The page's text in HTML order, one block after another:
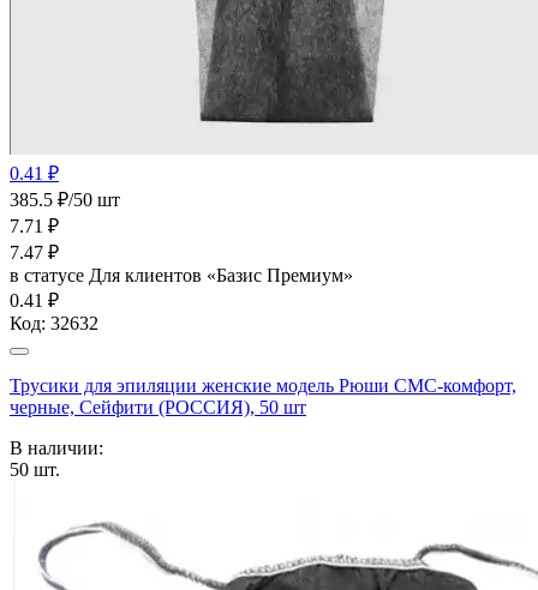
0.41 ₽
385.5 ₽/50 шт
7.71 ₽
7.47 ₽
в статусе Для клиентов «Базис Премиум»
0.41 ₽
Код: 32632
Трусики для эпиляции женские модель Рюши СМС-комфорт,
черные, Сейфити (РОССИЯ), 50 шт
В наличии:
50 шт.